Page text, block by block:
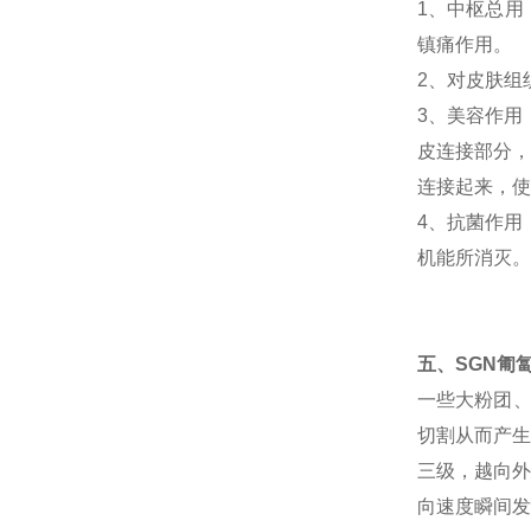
1、中枢总用
镇痛作用。
2、对皮肤组
3、美容作用
皮连接部分
连接起来，
4、抗菌作用
机能所消灭。
五、 SGN匍
一些大粉团
切割从而产
三级，越向
向速度瞬间